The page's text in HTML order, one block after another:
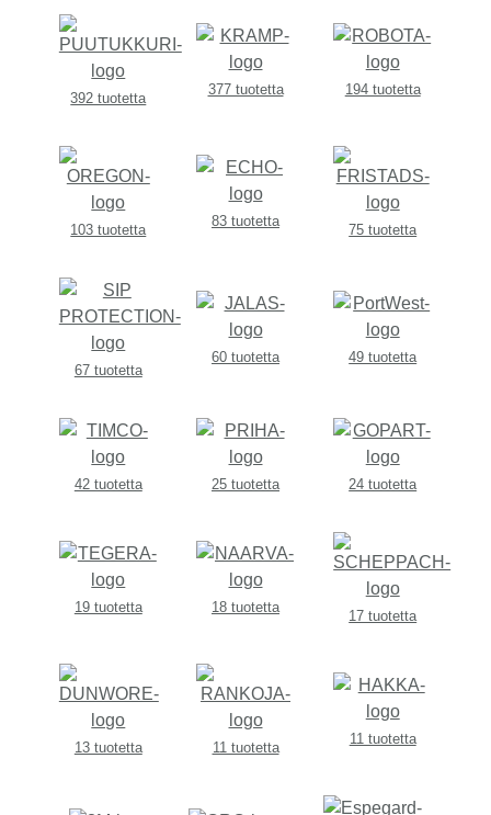
392 tuotetta
377 tuotetta 194 tuotetta
103 tuotetta
83 tuotetta
75 tuotetta
67 tuotetta
60 tuotetta 49 tuotetta
42 tuotetta 25 tuotetta 24 tuotetta
19 tuotetta 18 tuotetta
17 tuotetta
13 tuotetta 11 tuotetta
11 tuotetta